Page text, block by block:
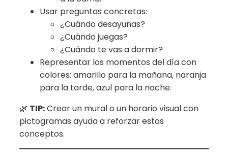
Usar preguntas concretas:
¿Cuándo desayunas?
¿Cuándo juegas?
¿Cuándo te vas a dormir?
Representar los momentos del día con
colores: amarillo para la mañana, naranja
para la tarde, azul para la noche.
🌿 TIP:Crear un mural o un horario visual con
pictogramas ayuda a reforzar estos
conceptos.